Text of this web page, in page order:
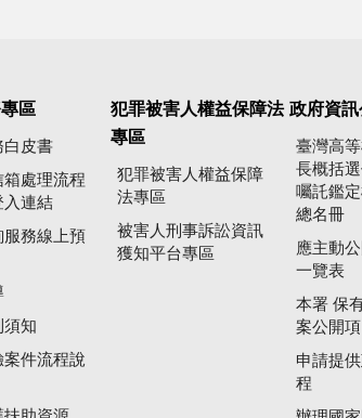
區
白皮書
箱處理流程
入連結
服務線上預
須知
案件流程說
犯罪被害人權益保障法
專區
犯罪被害人權益保障
法專區
被害人刑事訴訟資訊
獲知平台專區
政府資
臺灣高
長概括
囑託鑑
總名冊
應主動
一覽表
本署 保
案公開項
申請提
程